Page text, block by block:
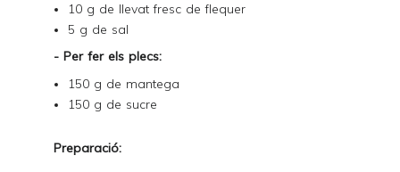
10 g de llevat fresc de flequer
5 g de sal
- Per fer els plecs:
150 g de mantega
150 g de sucre
Preparació: